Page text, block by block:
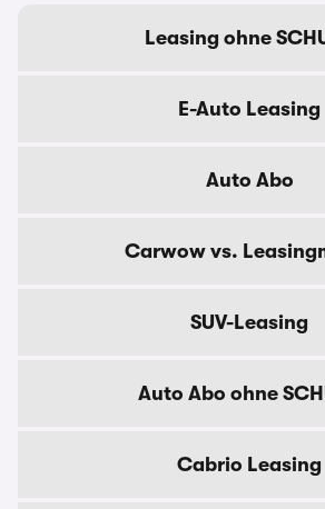
Leasing ohne
E-Auto Leasing
Auto Abo
Carwow vs.
SUV-Leasing
Auto Abo ohne
Cabrio Leasing